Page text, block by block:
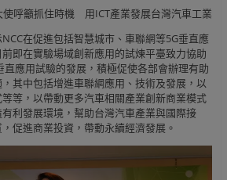
使呼籲抓住時機 用ICT產業發展台灣汽車工業
在促進包括智慧城市、車聯網等5G垂直應
即在實驗場域創新應用的試煉平臺致力協助
直應用試驗的發展，積極促使各部會辦理有助
其中包括增進車聯網應用、技術及發展，以
等，以帶動更多汽車相關產業創新商業模式
利發展環境，幫助台灣汽車產業與國際接
促進商業投資，帶動永續經濟發展。